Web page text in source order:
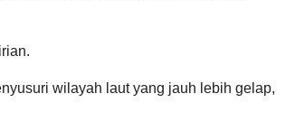
wilayah laut yang jauh lebih gelap,